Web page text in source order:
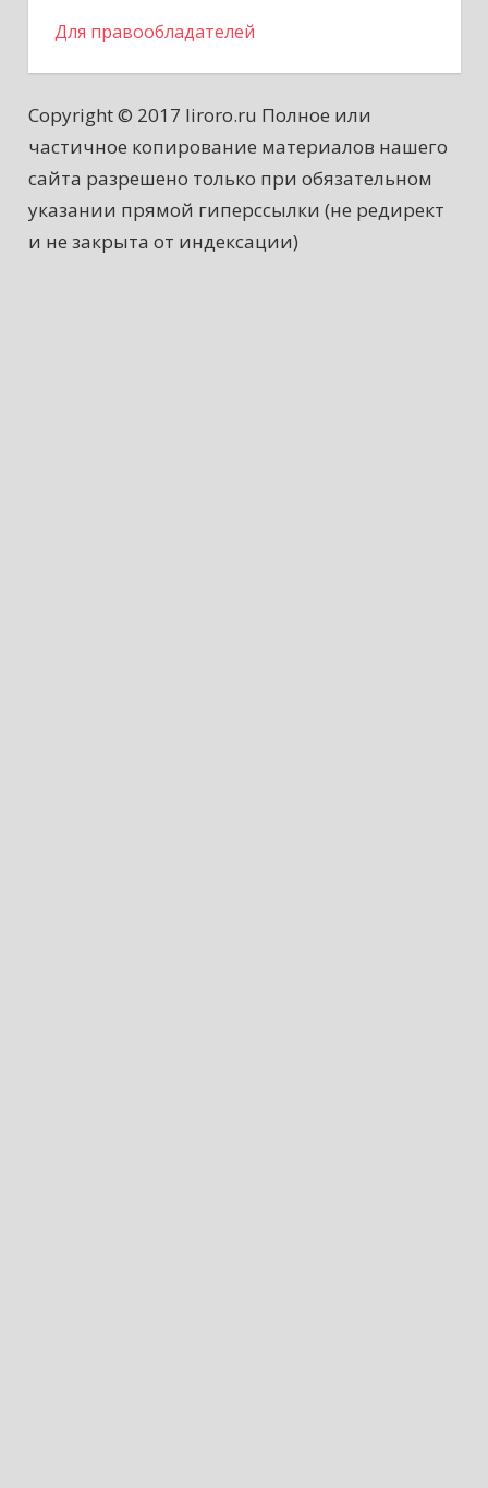
Для правообладателей
Copyright © 2017 liroro.ru Полное или
частичное копирование материалов нашего
сайта разрешено только при обязательном
указании прямой гиперссылки (не редирект
и не закрыта от индексации)